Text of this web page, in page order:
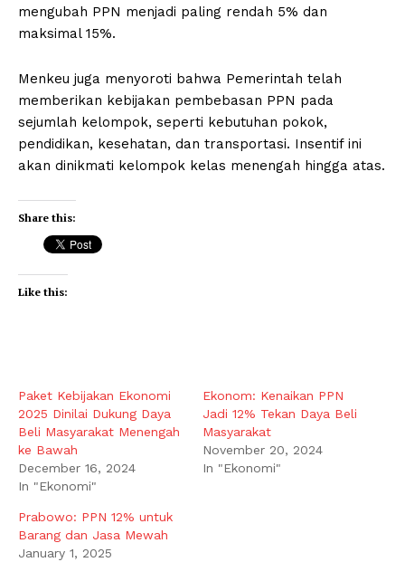
mengubah PPN menjadi paling rendah 5% dan
maksimal 15%.
Menkeu juga menyoroti bahwa Pemerintah telah
memberikan kebijakan pembebasan PPN pada
sejumlah kelompok, seperti kebutuhan pokok,
pendidikan, kesehatan, dan transportasi. Insentif ini
akan dinikmati kelompok kelas menengah hingga atas.
Share this:
Like this:
Paket Kebijakan Ekonomi
2025 Dinilai Dukung Daya
Beli Masyarakat Menengah
ke Bawah
December 16, 2024
In "Ekonomi"
Ekonom: Kenaikan PPN
Jadi 12% Tekan Daya Beli
Masyarakat
November 20, 2024
In "Ekonomi"
Prabowo: PPN 12% untuk
Barang dan Jasa Mewah
January 1, 2025